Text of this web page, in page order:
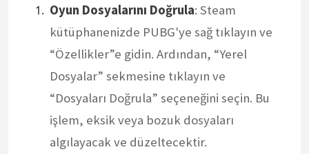
Oyun Dosyalarını Doğrula: Steam
kütüphanenizde PUBG'ye sağ tıklayın ve
“Özellikler”e gidin. Ardından, “Yerel
Dosyalar” sekmesine tıklayın ve
“Dosyaları Doğrula” seçeneğini seçin. Bu
işlem, eksik veya bozuk dosyaları
algılayacak ve düzeltecektir.